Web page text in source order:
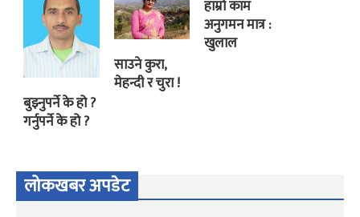
बुझ्नुपर्ने के हो ?
गर्नुपर्ने के हो ?
साउने कुरा,
मेहन्दी र चुरा !
हाम्रो काम
अनुगमन मात्र :
खुलाल
लोकखबर अपडेट